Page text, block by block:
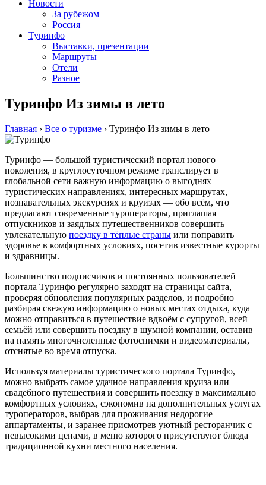
Новости
За рубежом
Россия
Туринфо
Выставки, презентации
Маршруты
Отели
Разное
Туринфо Из зимы в лето
Главная › Все о туризме › Туринфо Из зимы в лето
Туринфо — большой туристический портал нового
поколения, в круглосуточном режиме транслирует в
глобальной сети важную информацию о выгоднях
туристических направлениях, интересных маршрутах,
познавательных экскурсиях и круизах — обо всём, что
предлагают современные туроператоры, приглашая
отпускников и заядлых путешественников совершить
увлекательную поездку в тёплые страны или поправить
здоровье в комфортных условиях, посетив известные курорты
и здравницы.
Большинство подписчиков и постоянных пользователей
портала Туринфо регулярно заходят на страницы сайта,
проверяя обновления популярных разделов, и подробно
разбирая свежую информацию о новых местах отдыха, куда
можно отправиться в путешествие вдвоём с супругой, всей
семьёй или совершить поездку в шумной компании, оставив
на память многочисленные фотоснимки и видеоматериалы,
отснятые во время отпуска.
Используя материалы туристического портала Туринфо,
можно выбрать самое удачное направления круиза или
свадебного путешествия и совершить поездку в максимально
комфортных условиях, сэкономив на дополнительных услугах
туроператоров, выбрав для проживания недорогие
аппартаменты, и заранее присмотрев уютный ресторанчик с
невысокими ценами, в меню которого присутствуют блюда
традиционной кухни местного населения.